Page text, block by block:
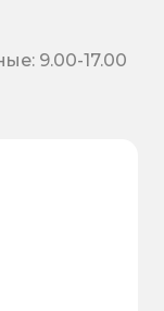
9.00-17.00